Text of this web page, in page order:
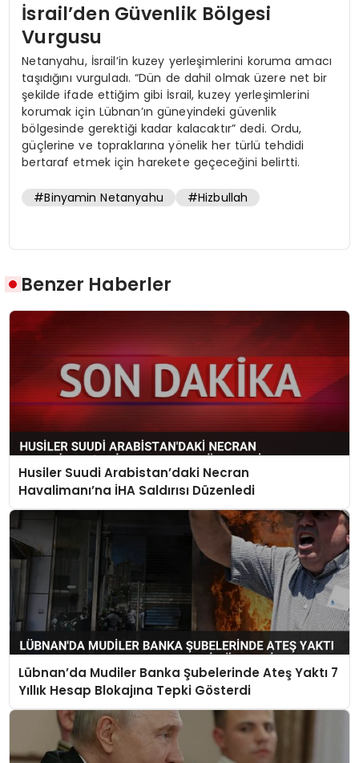
İsrail’den Güvenlik Bölgesi
Vurgusu
Netanyahu, İsrail’in kuzey yerleşimlerini koruma amacı
taşıdığını vurguladı. “Dün de dahil olmak üzere net bir
şekilde ifade ettiğim gibi İsrail, kuzey yerleşimlerini
korumak için Lübnan’ın güneyindeki güvenlik
bölgesinde gerektiği kadar kalacaktır” dedi. Ordu,
güçlerine ve topraklarına yönelik her türlü tehdidi
bertaraf etmek için harekete geçeceğini belirtti.
#Binyamin Netanyahu #Hizbullah
Benzer Haberler
Husiler Suudi Arabistan’daki Necran
Havalimanı’na İHA Saldırısı Düzenledi
Lübnan’da Mudiler Banka Şubelerinde Ateş Yaktı 7
Yıllık Hesap Blokajına Tepki Gösterdi